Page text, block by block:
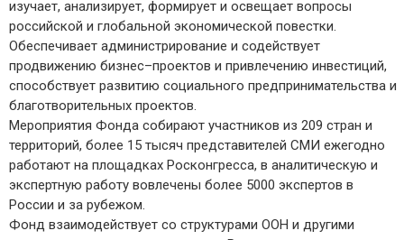
изучает, анализирует, формирует и освещает вопросы
российской и глобальной экономической повестки.
Обеспечивает администрирование и содействует
продвижению бизнес–проектов и привлечению инвестиций,
способствует развитию социального предпринимательства и
благотворительных проектов.
Мероприятия Фонда собирают участников из 209 стран и
территорий, более 15 тысяч представителей СМИ ежегодно
работают на площадках Росконгресса, в аналитическую и
экспертную работу вовлечены более 5000 экспертов в
России и за рубежом.
Фонд взаимодействует со структурами ООН и другими